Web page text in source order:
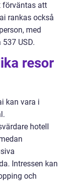
förväntas att
rankas också
med
USD.
resor
kan vara i
hotell
Intressen kan
och